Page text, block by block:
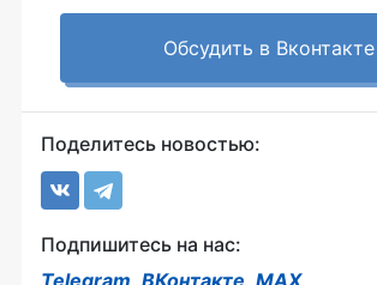
Обсудить в Вконтакте
Поделитесь новостью:
Подпишитесь на нас: